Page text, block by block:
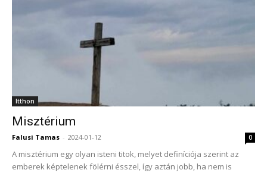
Itthon
Misztérium
Falusi Tamas - 2024-01-12 0
A misztérium egy olyan isteni titok, melyet definíciója szerint az
emberek képtelenek fölérni ésszel, így aztán jobb, ha nem is